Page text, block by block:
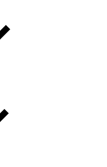
Compactes & berlines